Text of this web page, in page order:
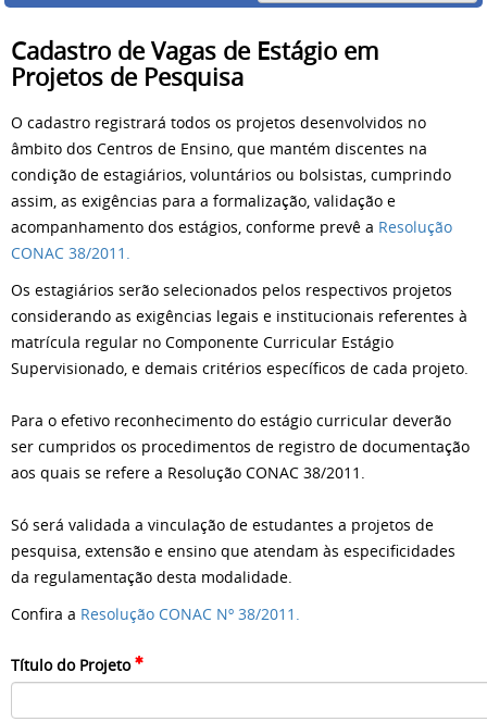
Cadastro de Vagas de Estágio em
Projetos de Pesquisa
O cadastro registrará todos os projetos desenvolvidos no
âmbito dos Centros de Ensino, que mantém discentes na
condição de estagiários, voluntários ou bolsistas, cumprindo
assim, as exigências para a formalização, validação e
acompanhamento dos estágios, conforme prevê a Resolução
CONAC 38/2011.
Os estagiários serão selecionados pelos respectivos projetos
considerando as exigências legais e institucionais referentes à
matrícula regular no Componente Curricular Estágio
Supervisionado, e demais critérios específicos de cada projeto.
Para o efetivo reconhecimento do estágio curricular deverão
ser cumpridos os procedimentos de registro de documentação
aos quais se refere a Resolução CONAC 38/2011.
Só será validada a vinculação de estudantes a projetos de
pesquisa, extensão e ensino que atendam às especificidades
da regulamentação desta modalidade.
Confira a Resolução CONAC Nº 38/2011.
Título do Projeto